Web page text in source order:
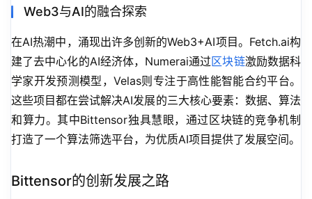
Web3与AI的融合探索
在AI热潮中，涌现出许多创新的Web3+AI项目。Fetch.ai构
建了去中心化的AI经济体，Numerai通过区块链激励数据科
学家开发预测模型，Velas则专注于高性能智能合约平台。
这些项目都在尝试解决AI发展的三大核心要素：数据、算法
和算力。其中Bittensor独具慧眼，通过区块链的竞争机制
打造了一个算法筛选平台，为优质AI项目提供了发展空间。
Bittensor的创新发展之路